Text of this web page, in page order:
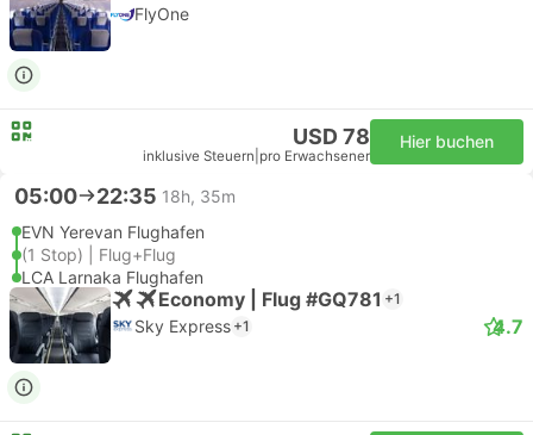
FlyOne
USD 78
inklusive Steuern pro Erwachsener
Hier buchen
05:00 22:35 18h, 35m
EVN Yerevan Flughafen
(1 Stop) | Flug+Flug
LCA Larnaka Flughafen
Economy | Flug #GQ781 +1
Sky Express +1 4.7